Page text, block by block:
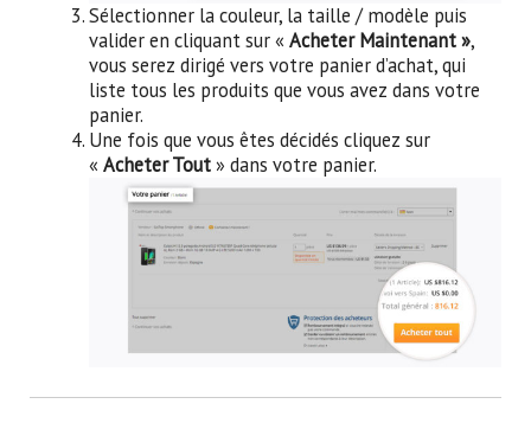
Sélectionner la couleur, la taille / modèle puis
valider en cliquant sur « Acheter Maintenant »,
vous serez dirigé vers votre panier d’achat, qui
liste tous les produits que vous avez dans votre
panier.
Une fois que vous êtes décidés cliquez sur
« Acheter Tout» dans votre panier.